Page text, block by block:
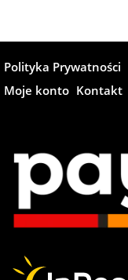
Polityka Prywatności
Moje konto Kontakt